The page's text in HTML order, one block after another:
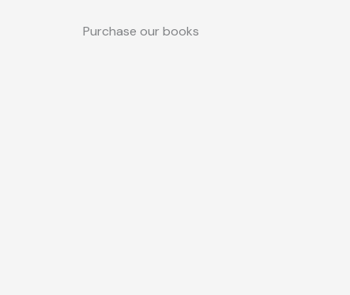
Purchase our books